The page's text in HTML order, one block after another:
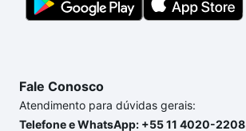
até as chaves.
Fale Conosco
Atendimento para dúvidas gerais:
Telefone e WhatsApp: +55 11 4020-2208